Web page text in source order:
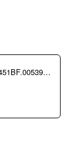
Сумка Ripani 7451BF.00539 Camel/Biscotto